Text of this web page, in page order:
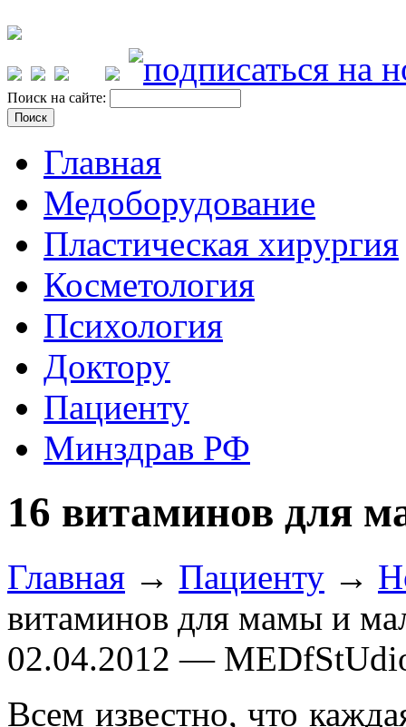
Поиск на сайте:
Главная
Медоборудование
Пластическая хирургия
Косметология
Психология
Доктору
Пациенту
Минздрав РФ
16 витаминов для
Главная → Пациенту →
витаминов для мамы и
02.04.2012 —
Всем известно, что